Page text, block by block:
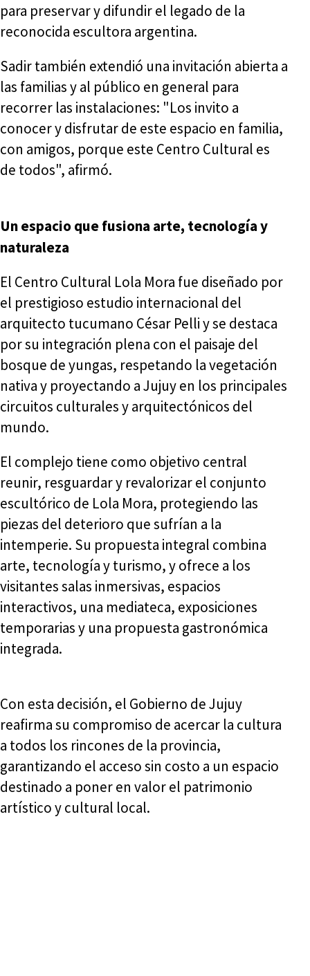
para preservar y difundir el legado de la
reconocida escultora argentina.
Sadir también extendió una invitación abierta a
las familias y al público en general para
recorrer las instalaciones: "Los invito a
conocer y disfrutar de este espacio en familia,
con amigos, porque este Centro Cultural es
de todos", afirmó.
Un espacio que fusiona arte, tecnología y
naturaleza
El Centro Cultural Lola Mora fue diseñado por
el prestigioso estudio internacional del
arquitecto tucumano César Pelli y se destaca
por su integración plena con el paisaje del
bosque de yungas, respetando la vegetación
nativa y proyectando a Jujuy en los principales
circuitos culturales y arquitectónicos del
mundo.
El complejo tiene como objetivo central
reunir, resguardar y revalorizar el conjunto
escultórico de Lola Mora, protegiendo las
piezas del deterioro que sufrían a la
intemperie. Su propuesta integral combina
arte, tecnología y turismo, y ofrece a los
visitantes salas inmersivas, espacios
interactivos, una mediateca, exposiciones
temporarias y una propuesta gastronómica
integrada.
Con esta decisión, el Gobierno de Jujuy
reafirma su compromiso de acercar la cultura
a todos los rincones de la provincia,
garantizando el acceso sin costo a un espacio
destinado a poner en valor el patrimonio
artístico y cultural local.